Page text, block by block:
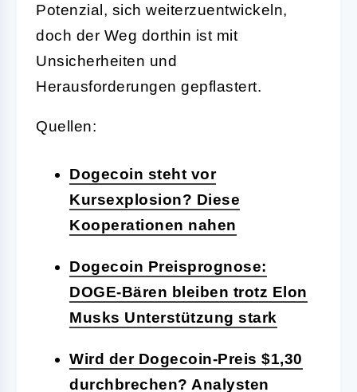
Potenzial, sich weiterzuentwickeln,
doch der Weg dorthin ist mit
Unsicherheiten und
Herausforderungen gepflastert.
Quellen:
Dogecoin steht vor
Kursexplosion? Diese
Kooperationen nahen
Dogecoin Preisprognose:
DOGE-Bären bleiben trotz Elon
Musks Unterstützung stark
Wird der Dogecoin-Preis $1,30
durchbrechen? Analysten